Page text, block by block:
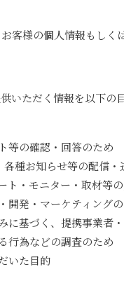
客様の個人情報もしく
いただく情報を以下の
等の確認・回答のため
種お知らせ等の配信・
ト・モニター・取材等
開発・マーケティング
に基づく、提携事業者
行為などの調査のため
いた目的